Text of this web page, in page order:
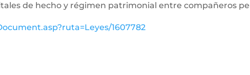
de hecho y régimen patrimonial entre compañeros
1607782